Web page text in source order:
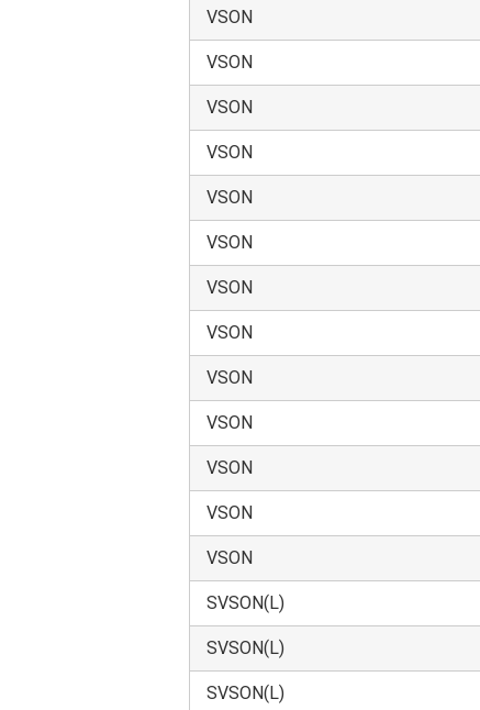
本データを使用する場合は、これ
設計を十分ご検討の上、自らの責
本データは、一般的電子機器（計
れ、もしくは社会に深刻な影響を
ていませんし、また保証もされて
特定用途に使用される本製品の機
本データは、本製品の代表的特性
当社は、本データに関して、明示
三者の権利の非侵害保証を含むが
損害、逸失利益、機会損失、休業
本データを使用することによって
当社は、本データが本製品の実際
ュータ等に損害が生じた場合でも
4.契約期間
本データをダウンロードすることを
理由の如何を問わずいつでも本契約
社が要求した場合には、使用者は破棄
5.輸出管理
使用者は本データを、大量破壊兵器
為替及び外国貿易法」、「米国輸出管
VSON
VSON
VSON
VSON
VSON
VSON
VSON
VSON
VSON
VSON
VSON
VSON
VSON
SVSON(L)
SVSON(L)
SVSON(L)